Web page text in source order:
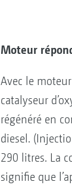
Moteur
Avec le
catalyseur
régénéré en
diesel.
290 litres. La
signifie que